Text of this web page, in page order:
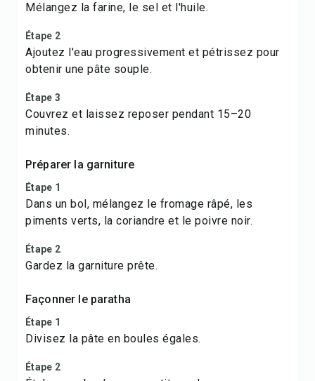
Mélangez la farine, le sel et l'huile.
Étape 2
Ajoutez l'eau progressivement et pétrissez pour
obtenir une pâte souple.
Étape 3
Couvrez et laissez reposer pendant 15–20
minutes.
Préparer la garniture
Étape 1
Dans un bol, mélangez le fromage râpé, les
piments verts, la coriandre et le poivre noir.
Étape 2
Gardez la garniture prête.
Façonner le paratha
Étape 1
Divisez la pâte en boules égales.
Étape 2